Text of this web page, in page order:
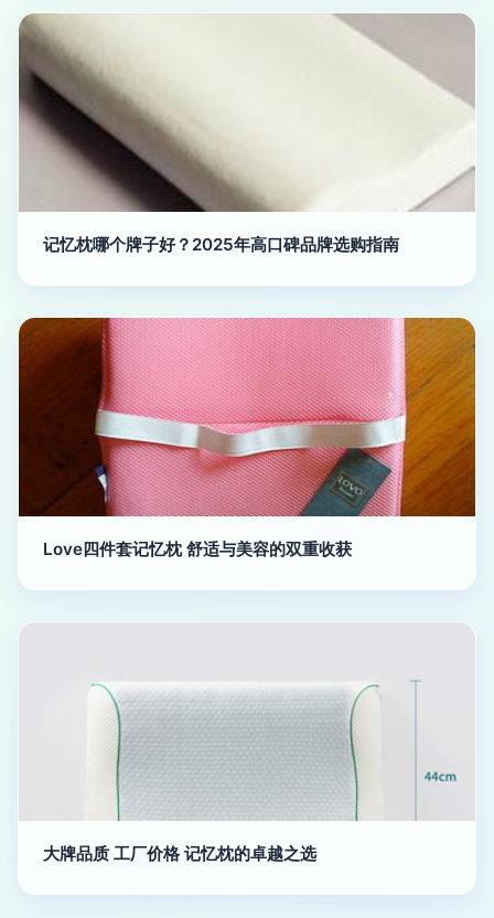
记忆枕哪个牌子好？2025年高口碑品牌选购指南
Love四件套记忆枕 舒适与美容的双重收获
大牌品质 工厂价格 记忆枕的卓越之选